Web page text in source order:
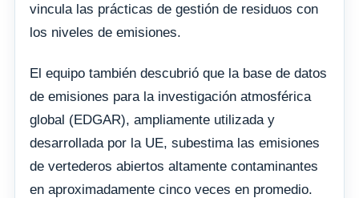
vincula las prácticas de gestión de residuos con
los niveles de emisiones.
El equipo también descubrió que la base de datos
de emisiones para la investigación atmosférica
global (EDGAR), ampliamente utilizada y
desarrollada por la UE, subestima las emisiones
de vertederos abiertos altamente contaminantes
en aproximadamente cinco veces en promedio.